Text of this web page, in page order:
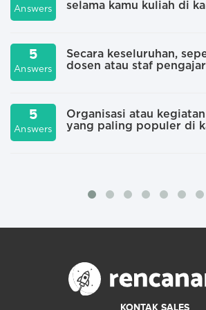
Answers selama kamu kuliah di
5
Answers
Secara keseluruhan,
dosen atau staf
5
Answers
Organisasi atau
yang paling populer di
KONTAK SALES